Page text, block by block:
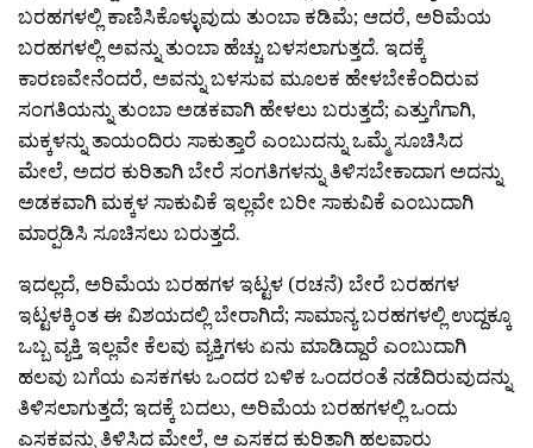
ಬರಹಗಳಲ್ಲಿ ಕಾಣಿಸಿಕೊಳ್ಳುವುದು ತುಂಬಾ ಕಡಿಮೆ; ಆದರೆ, ಅರಿಮೆಯ
ಬರಹಗಳಲ್ಲಿ ಅವನ್ನು ತುಂಬಾ ಹೆಚ್ಚು ಬಳಸಲಾಗುತ್ತದೆ. ಇದಕ್ಕೆ
ಕಾರಣವೇನೆಂದರೆ, ಅವನ್ನು ಬಳಸುವ ಮೂಲಕ ಹೇಳಬೇಕೆಂದಿರುವ
ಸಂಗತಿಯನ್ನು ತುಂಬಾ ಅಡಕವಾಗಿ ಹೇಳಲು ಬರುತ್ತದೆ; ಎತ್ತುಗೆಗಾಗಿ,
ಮಕ್ಕಳನ್ನು ತಾಯಂದಿರು ಸಾಕುತ್ತಾರೆ ಎಂಬುದನ್ನು ಒಮ್ಮೆ ಸೂಚಿಸಿದ
ಮೇಲೆ, ಅದರ ಕುರಿತಾಗಿ ಬೇರೆ ಸಂಗತಿಗಳನ್ನು ತಿಳಿಸಬೇಕಾದಾಗ ಅದನ್ನು
ಅಡಕವಾಗಿ ಮಕ್ಕಳ ಸಾಕುವಿಕೆ ಇಲ್ಲವೇ ಬರೀ ಸಾಕುವಿಕೆ ಎಂಬುದಾಗಿ
ಮಾರ‍್ಪಡಿಸಿ ಸೂಚಿಸಲು ಬರುತ್ತದೆ.
ಇದಲ್ಲದೆ, ಅರಿಮೆಯ ಬರಹಗಳ ಇಟ್ಟಳ (ರಚನೆ) ಬೇರೆ ಬರಹಗಳ
ಇಟ್ಟಳಕ್ಕಿಂತ ಈ ವಿಶಯದಲ್ಲಿ ಬೇರಾಗಿದೆ; ಸಾಮಾನ್ಯ ಬರಹಗಳಲ್ಲಿ ಉದ್ದಕ್ಕೂ
ಒಬ್ಬ ವ್ಯಕ್ತಿ ಇಲ್ಲವೇ ಕೆಲವು ವ್ಯಕ್ತಿಗಳು ಏನು ಮಾಡಿದ್ದಾರೆ ಎಂಬುದಾಗಿ
ಹಲವು ಬಗೆಯ ಎಸಕಗಳು ಒಂದರ ಬಳಿಕ ಒಂದರಂತೆ ನಡೆದಿರುವುದನ್ನು
ತಿಳಿಸಲಾಗುತ್ತದೆ; ಇದಕ್ಕೆ ಬದಲು, ಅರಿಮೆಯ ಬರಹಗಳಲ್ಲಿ ಒಂದು
ಎಸಕವನ್ನು ತಿಳಿಸಿದ ಮೇಲೆ, ಆ ಎಸಕದ ಕುರಿತಾಗಿ ಹಲವಾರು